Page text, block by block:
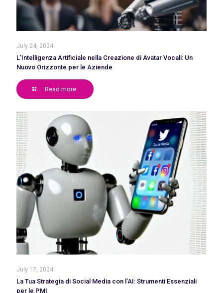
July 24, 2024
L’Intelligenza Artificiale nella Creazione di Avatar Vocali: Un
Nuovo Orizzonte per le Aziende
Read more
July 17, 2024
La Tua Strategia di Social Media con l’AI: Strumenti Essenziali
per le PMI